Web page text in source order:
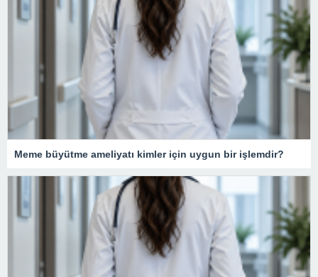
Meme büyütme ameliyatı kimler için uygun bir işlemdir?